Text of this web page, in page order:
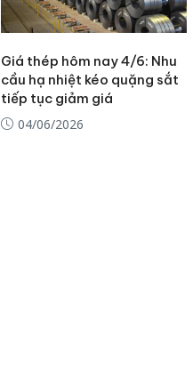
Giá thép hôm nay 4/6: Nhu
cầu hạ nhiệt kéo quặng sắt
tiếp tục giảm giá
04/06/2026